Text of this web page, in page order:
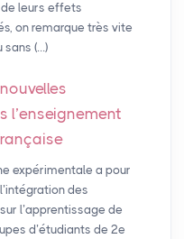
leurs effets
on remarque très vite
sans (…)
l’enseignement
expérimentale a pour
des
l’apprentissage de
d’étudiants de 2e